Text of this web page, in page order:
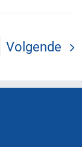
Volgende